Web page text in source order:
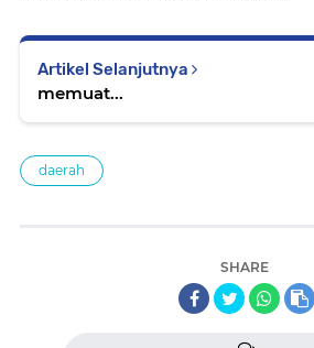
Artikel Selanjutnya
memuat...
daerah
SHARE